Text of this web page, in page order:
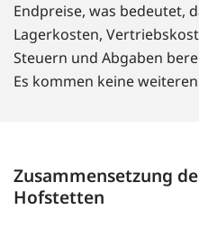
Endpreise, was bedeutet,
Lagerkosten,
Steuern und Abgaben
Es kommen keine
Zusammensetzung
Hofstetten